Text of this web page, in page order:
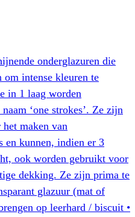
onderglazuren die
om intense kleuren te
in 1 laag worden
‘one strokes’. Ze zijn
maken van
en kunnen, indien er 3
ook worden gebruikt voor
dekking. Ze zijn prima te
glazuur (mat of
op leerhard / biscuit •